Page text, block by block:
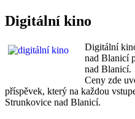
Digitální kino
Digitální
nad Blanicí
nad Blanicí.
Ceny zde
příspěvek, který na každou
Strunkovice nad Blanicí.